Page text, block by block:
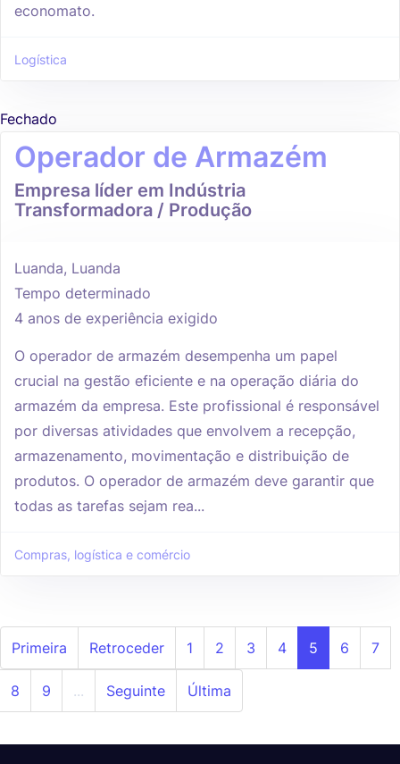
economato.
Logística
Fechado
Operador de Armazém
Empresa líder em Indústria
Transformadora / Produção
Luanda, Luanda
Tempo determinado
4 anos de experiência exigido
O operador de armazém desempenha um papel
crucial na gestão eficiente e na operação diária do
armazém da empresa. Este profissional é responsável
por diversas atividades que envolvem a recepção,
armazenamento, movimentação e distribuição de
produtos. O operador de armazém deve garantir que
todas as tarefas sejam rea...
Compras, logística e comércio
Primeira Retroceder 1 2 3 4 5 6 7
8 9 ... Seguinte Última